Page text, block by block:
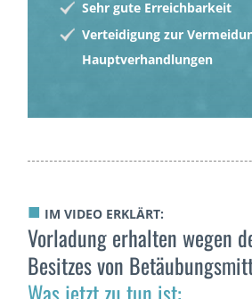
Sehr gute Erreichbarkeit
Verteidigung zur
Hauptverhandlungen
■ IM VIDEO ERKLÄRT:
Vorladung erhalten wegen
Besitzes von
Was jetzt zu tun ist: